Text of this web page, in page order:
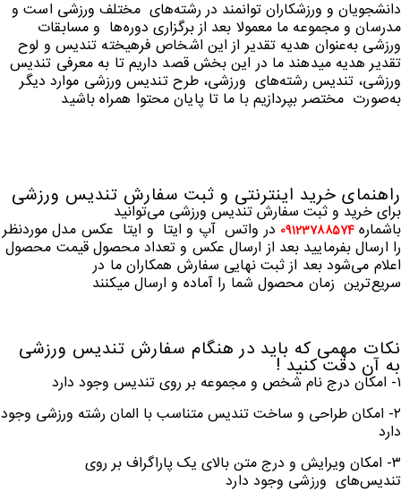
دانشجویان و ورزشکاران توانمند در رشته‌های مختلف ورزشی است و
مدرسان و مجموعه ما معمولا بعد از برگزاری دوره‌ها و مسابقات
ورزشی به‌عنوان هدیه تقدیر از این اشخاص فرهیخته تندیس و لوح
تقدیر هدیه میدهند ما در این بخش قصد داریم تا به معرفی تندیس
ورزشی، تندیس رشته‌های ورزشی، طرح تندیس ورزشی موارد دیگر
به‌صورت مختصر بپردازیم با ما تا پایان محتوا همراه باشید
راهنمای خرید اینترنتی و ثبت سفارش تندیس ورزشی
برای خرید و ثبت سفارش تندیس ورزشی می‌توانید
باشماره 09123788574 در واتس آپ و ایتا و ایتا عکس مدل موردنظر
را ارسال بفرمایید بعد از ارسال عکس و تعداد محصول قیمت محصول
اعلام می‌شودبعد از ثبت نهایی سفارش همکاران ما در
سریع‌ترین زمان محصول شما را آماده و ارسال میکنند
نکات مهمی که باید در هنگام سفارش تندیس ورزشی
به آن دقت کنید !
١- امکان درج نام شخص و مجموعه بر روی تندیس وجود دارد
٢- امکان طراحی و ساخت تندیس متناسب با المان رشته ورزشی وجود
دارد
٣- امکان ویرایش و درج متن بالای یک پاراگراف بر روی
تندیس‌های ورزشی وجود دارد